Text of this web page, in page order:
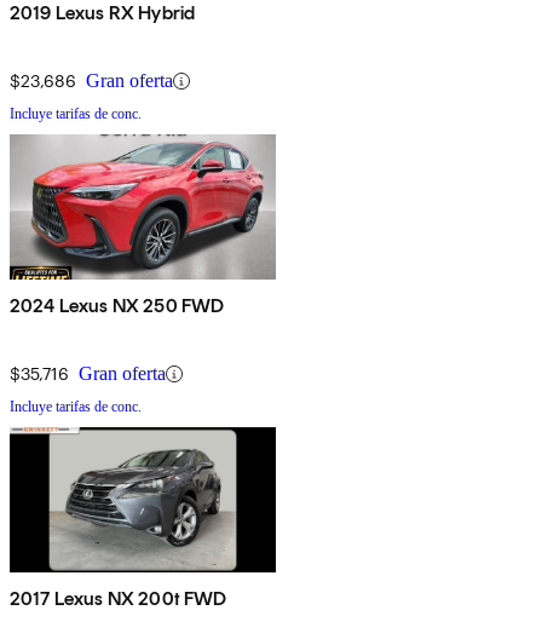
2019 Lexus RX Hybrid
$23,686 Gran oferta
Incluye tarifas de conc.
2024 Lexus NX 250 FWD
$35,716 Gran oferta
Incluye tarifas de conc.
2017 Lexus NX 200t FWD